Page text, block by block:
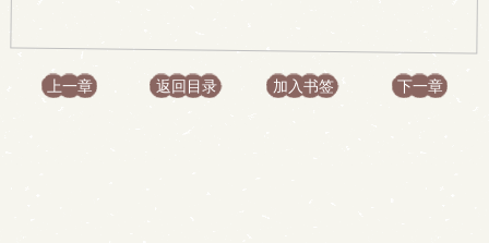
上一章 返回目录 加入书签 下一章